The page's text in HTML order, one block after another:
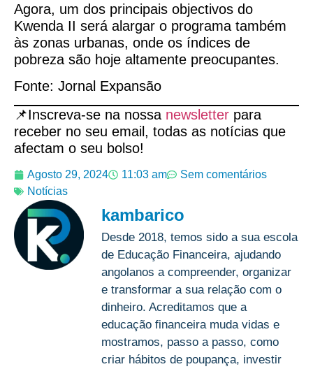
Agora, um dos principais objectivos do
Kwenda II será alargar o programa também
às zonas urbanas, onde os índices de
pobreza são hoje altamente preocupantes.
Fonte: Jornal Expansão
📌Inscreva-se na nossa newsletter para
receber no seu email, todas as notícias que
afectam o seu bolso!
Agosto 29, 2024 11:03 am
Sem comentários
Notícias
kambarico
Desde 2018, temos sido a sua escola
de Educação Financeira, ajudando
angolanos a compreender, organizar
e transformar a sua relação com o
dinheiro. Acreditamos que a
educação financeira muda vidas e
mostramos, passo a passo, como
criar hábitos de poupança, investir